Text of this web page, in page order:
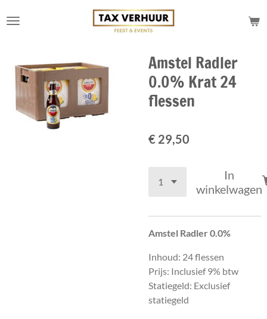
direct
hoofdinhoud
Amstel Radler
0.0% Krat 24
flessen
€ 29,50
In
winkelwagen
Amstel Radler 0.0%
Inhoud: 24 flessen
Prijs: Inclusief 9% btw
Statiegeld: Exclusief
statiegeld